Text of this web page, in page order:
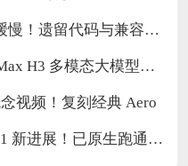
代码与兼容性是最大阻碍
多模态大模型部署！
视频！复刻经典 Aero
展！已原生跑通《CS2》